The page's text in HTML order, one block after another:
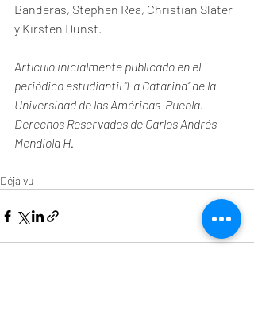
Banderas, Stephen Rea, Christian Slater
y Kirsten Dunst.
Artículo inicialmente publicado en el
periódico estudiantil “La Catarina” de la
Universidad de las Américas-Puebla.
Derechos Reservados de Carlos Andrés
Mendiola H.
Déjà vu